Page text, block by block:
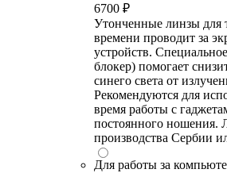
6700 ₽
Утонченные линзы для
времени проводит за
устройств.
блокер) помогает
синего света от
Рекомендуются для
время работы с
постоянного ношения.
производства Сербии
Для работы за